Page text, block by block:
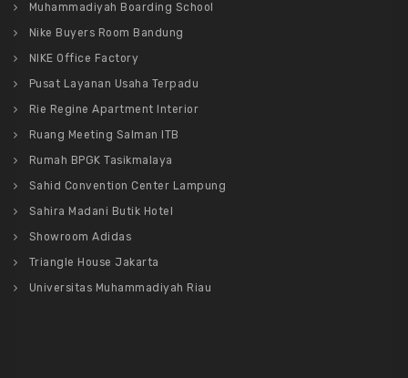
Muhammadiyah Boarding School
Nike Buyers Room Bandung
NIKE Office Factory
Pusat Layanan Usaha Terpadu
Rie Regine Apartment Interior
Ruang Meeting Salman ITB
Rumah BPGK Tasikmalaya
Sahid Convention Center Lampung
Sahira Madani Butik Hotel
Showroom Adidas
Triangle House Jakarta
Universitas Muhammadiyah Riau